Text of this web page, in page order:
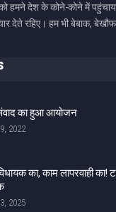
हमने देश के कोने-कोने में
देते रहिए। हम भी बेबाक,
का हुआ आयोजन
2022
का, काम लापरवाही
2025